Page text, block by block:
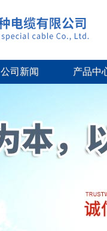
公司新闻 产品中